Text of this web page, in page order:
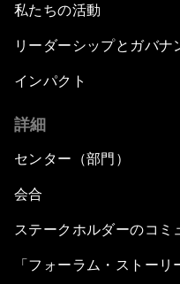
私たちの活動
リーダーシップとガバナ
インパクト
詳細
センター（部門）
会合
ステークホルダーのコミ
「フォーラム・ストーリ